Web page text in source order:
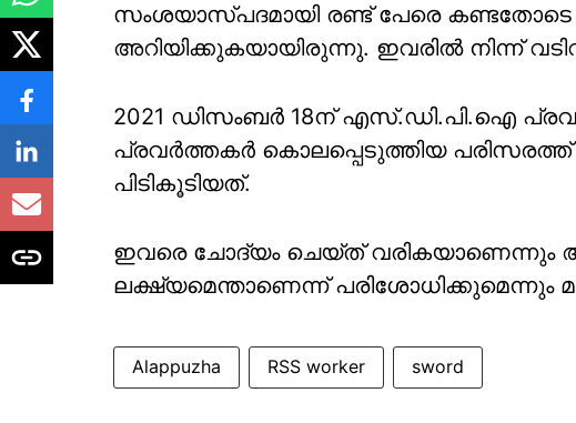
സംശയാസ്പദമായി രണ്ട് പേരെ കണ്ടതോടെ
അറിയിക്കുകയായിരുന്നു. ഇവരില്‍ നിന്ന്
2021 ഡിസംബര്‍ 18ന് എസ്.ഡി.പി.ഐ
പ്രവര്‍ത്തകര്‍ കൊലപ്പെടുത്തിയ
പിടികൂടിയത്.
ഇവരെ ചോദ്യം ചെയ്ത് വരികയാണെന്നും
ലക്ഷ്യമെന്താണെന്ന്
Alappuzha RSS worker sword